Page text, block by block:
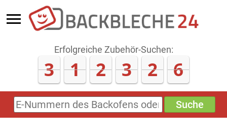
Erfolgreiche Zubehör-Suchen:
3 1 2 3 2 6
E-
Nummern
Suche